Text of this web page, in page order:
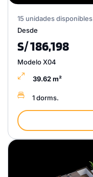
15 unidades disponibles
Desde
S/ 186,198
Modelo X04
39.62 m²
1 dorms.